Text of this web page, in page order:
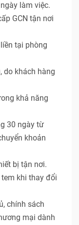
làm việc.
GCN tận nơi
tại phòng
khách hàng
khả năng
30 ngày từ
khoản
bị tận nơi.
khi thay đổi
chính sách
mại dành